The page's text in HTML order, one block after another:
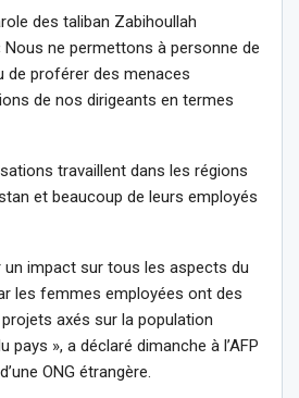
des taliban Zabihoullah
Nous ne permettons à personne de
de proférer des menaces
de nos dirigeants en termes
travaillent dans les régions
et beaucoup de leurs employés
un impact sur tous les aspects du
les femmes employées ont des
axés sur la population
pays », a déclaré dimanche à l’AFP
ONG étrangère.